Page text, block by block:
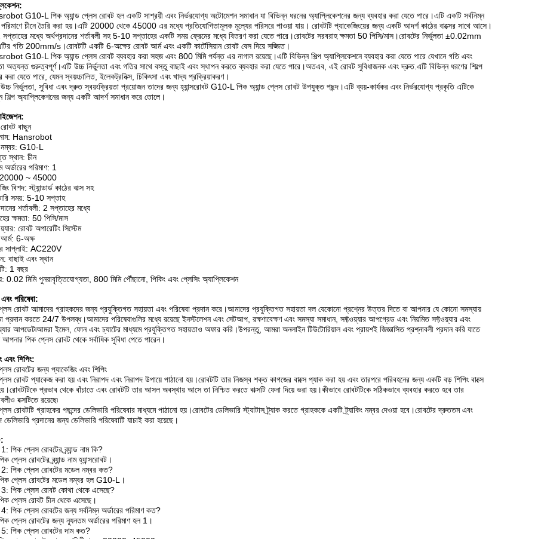
G10-L পিক অ্যান্ড প্লেস রোবট হল একটি সাশ্রয়ী এবং নির্ভরযোগ্য অটোমেশন সমাধান যা বিভিন্ন ধরনের অ্যাপ্লিকেশনের জন্য ব্যবহার করা যেতে পারে।এটি একটি সর্বনিম্ন
পরিমাণে চীনে তৈরি করা হয়।এটি 20000 থেকে 45000 এর মধ্যে প্রতিযোগিতামূলক মূল্যের পরিসরে পাওয়া যায়। রোবটটি প্যাকেজিংয়ের জন্য একটি আদর্শ কাঠের বাক্সের সাথে আসে।
মধ্যে অর্থপ্রদানের শর্তাবলী সহ 5-10 সপ্তাহের একটি সময় ফ্রেমের মধ্যে বিতরণ করা যেতে পারে।রোবটের সরবরাহ ক্ষমতা 50 পিসি/মাস।রোবটের নির্ভুলতা ±0.02mm
গতি 200mm/s।রোবটটি একটি 6-অক্ষের রোবট আর্ম এবং একটি কার্টেসিয়ান রোবট বেস দিয়ে সজ্জিত।
G10-L পিক অ্যান্ড প্লেস রোবট ব্যবহার করা সহজ এবং 800 মিমি পর্যন্ত এর নাগাল রয়েছে।এটি বিভিন্ন শিল্প অ্যাপ্লিকেশনে ব্যবহার করা যেতে পারে যেখানে গতি এবং
অত্যন্ত গুরুত্বপূর্ণ।এটি উচ্চ নির্ভুলতা এবং গতির সাথে বস্তু বাছাই এবং স্থাপন করতে ব্যবহার করা যেতে পারে।অতএব, এই রোবট সুবিধাজনক এবং দ্রুত.এটি বিভিন্ন ধরণের শিল্পে
করা যেতে পারে, যেমন স্বয়ংচালিত, ইলেকট্রনিক্স, চিকিৎসা এবং খাদ্য প্রক্রিয়াকরণ।
উচ্চ নির্ভুলতা, সুবিধা এবং দ্রুত স্বয়ংক্রিয়তা প্রয়োজন তাদের জন্য হ্যান্সরোবট G10-L পিক অ্যান্ড প্লেস রোবট উপযুক্ত পছন্দ।এটি ব্যয়-কার্যকর এবং নির্ভরযোগ্য প্রকৃতি এটিকে
শিল্প অ্যাপ্লিকেশনের জন্য একটি আদর্শ সমাধান করে তোলে।
বাছুন
নাম: Hansrobot
G10-L
স্থান: চীন
অর্ডারের পরিমাণ: 1
~ 45000
বিশদ: স্ট্যান্ডার্ড কাঠের বাক্স সহ
সময়: 5-10 সপ্তাহ
শর্তাবলী: 2 সপ্তাহের মধ্যে
ক্ষমতা: 50 পিসি/মাস
রোবট অপারেটিং সিস্টেম
6-অক্ষ
সাপ্লাই: AC220V
বাছাই এবং স্থান
1 বছর
0.02 মিমি পুনরাবৃত্তিযোগ্যতা, 800 মিমি পৌঁছানো, পিকিং এবং প্লেসিং অ্যাপ্লিকেশন
পরিষেবা:
রোবট আমাদের গ্রাহকদের জন্য প্রযুক্তিগত সহায়তা এবং পরিষেবা প্রদান করে।আমাদের প্রযুক্তিগত সহায়তা দল যেকোনো প্রশ্নের উত্তর দিতে বা আপনার যে কোনো সমস্যায়
প্রদান করতে 24/7 উপলব্ধ।আমাদের পরিষেবাগুলির মধ্যে রয়েছে ইনস্টলেশন এবং সেটআপ, রক্ষণাবেক্ষণ এবং সমস্যা সমাধান, সফ্টওয়্যার আপগ্রেড এবং নিয়মিত সফ্টওয়্যার এবং
আপডেট৷আমরা ইমেল, ফোন এবং চ্যাটের মাধ্যমে প্রযুক্তিগত সহায়তাও অফার করি।উপরন্তু, আমরা অনলাইন টিউটোরিয়াল এবং প্রায়শই জিজ্ঞাসিত প্রশ্নাবলী প্রদান করি যাতে
পিক প্লেস রোবট থেকে সর্বাধিক সুবিধা পেতে পারেন।
এবং শিপিং:
রোবটের জন্য প্যাকেজিং এবং শিপিং
রোবট প্যাকেজ করা হয় এবং নিরাপদ এবং নিরাপদ উপায়ে পাঠানো হয়।রোবটটি তার নিজস্ব শক্ত কাগজের বাক্সে প্যাক করা হয় এবং তারপরে পরিবহনের জন্য একটি বড় শিপিং বাক্সে
প্রভাব থেকে বাঁচাতে এবং রোবটটি তার আসল অবস্থায় আসে তা নিশ্চিত করতে বাক্সটি ফেনা দিয়ে ভরা হয়।কীভাবে রোবটটিকে সঠিকভাবে ব্যবহার করতে হবে তার
বক্সটিতে রয়েছে৷
রোবটটি গ্রাহকের পছন্দের ডেলিভারি পরিষেবার মাধ্যমে পাঠানো হয়।রোবটের ডেলিভারি স্ট্যাটাস ট্র্যাক করতে গ্রাহককে একটি ট্র্যাকিং নম্বর দেওয়া হবে।রোবটের দ্রুততম এবং
ডেলিভারি প্রদানের জন্য ডেলিভারি পরিষেবাটি যাচাই করা হয়েছে।
পিক প্লেস রোবটের ব্র্যান্ড নাম কি?
প্লেস রোবটের ব্র্যান্ড নাম হ্যান্সরোবট।
পিক প্লেস রোবটের মডেল নম্বর কত?
প্লেস রোবটের মডেল নম্বর হল G10-L।
পিক প্লেস রোবট কোথা থেকে এসেছে?
প্লেস রোবট চীন থেকে এসেছে।
পিক প্লেস রোবটের জন্য সর্বনিম্ন অর্ডারের পরিমাণ কত?
প্লেস রোবটের জন্য ন্যূনতম অর্ডারের পরিমাণ হল 1।
পিক প্লেস রোবটের দাম কত?